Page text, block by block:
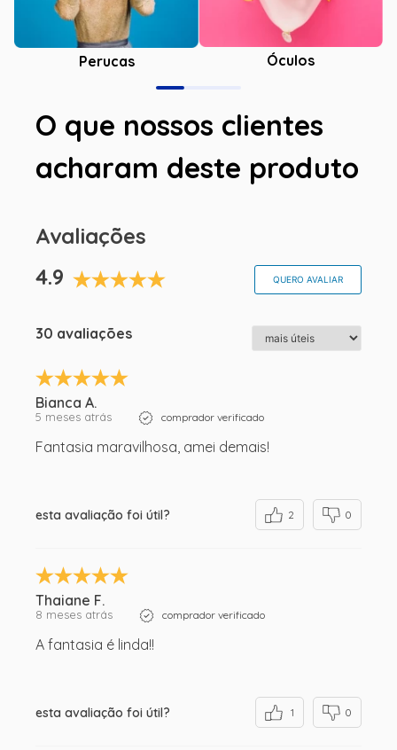
Perucas Óculos
O que nossos clientes
acharam deste produto
Avaliações
4.9
QUERO AVALIAR
30 avaliações
Bianca A.
5 meses atrás comprador verificado
Fantasia maravilhosa, amei demais!
esta avaliação foi útil? 2 0
Thaiane F.
8 meses atrás comprador verificado
A fantasia é linda!!
esta avaliação foi útil? 1 0